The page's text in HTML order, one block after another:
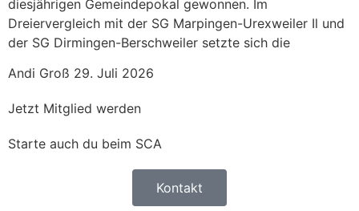
diesjährigen Gemeindepokal gewonnen. Im
Dreiervergleich mit der SG Marpingen-Urexweiler Il und
der SG Dirmingen-Berschweiler setzte sich die
Andi Groß 29. Juli 2026
Jetzt Mitglied werden
Starte auch du beim SCA
Kontakt